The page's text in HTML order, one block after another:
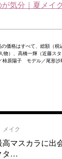
が気分｜夏メイ
価格はすべて、総額（税
物）、高橋一輝（近藤ス
柿原陽子 モデル／尾形
メイク
高マスカラに出
タ…